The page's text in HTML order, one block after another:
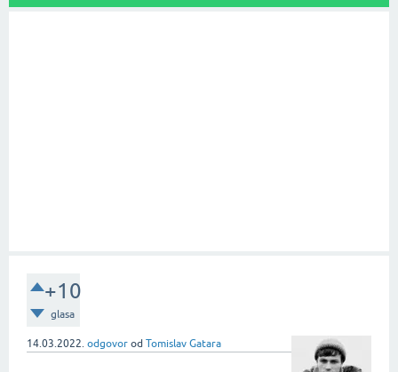
+10
glasa
14.03.2022. odgovor od Tomislav Gatara